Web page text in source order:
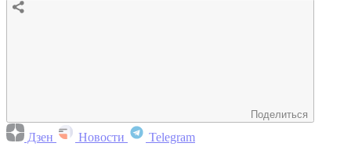
Поделиться
Дзен Новости Telegram